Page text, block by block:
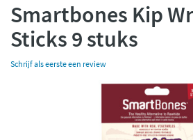
Smartbones Kip
Sticks 9 stuks
Schrijf als eerste een review